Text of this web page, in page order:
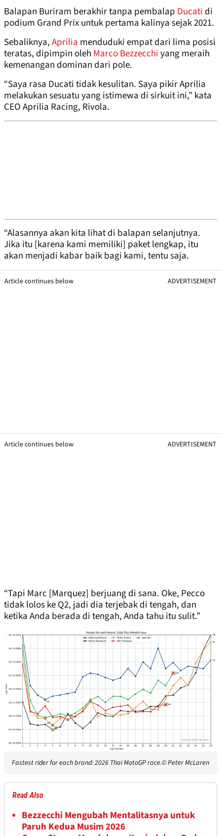
Balapan Buriram berakhir tanpa pembalap Ducati di
podium Grand Prix untuk pertama kalinya sejak 2021.
Sebaliknya,Aprilia menduduki empat dari lima posisi
teratas, dipimpin oleh Marco Bezzecchiyang meraih
kemenangan dominan dari pole.
“Saya rasa Ducati tidak kesulitan. Saya pikir Aprilia
melakukan sesuatu yang istimewa di sirkuit ini,” kata
CEO Aprilia Racing, Rivola.
“Alasannya akan kita lihat di balapan selanjutnya.
Jika itu [karena kami memiliki] paket lengkap, itu
akan menjadi kabar baik bagi kami, tentu saja.
Article continues below ADVERTISEMENT
Article continues below ADVERTISEMENT
“Tapi Marc [Marquez] berjuang di sana. Oke, Pecco
tidak lolos ke Q2, jadi dia terjebak di tengah, dan
ketika Anda berada di tengah, Anda tahu itu sulit.”
Fastest rider for each brand: 2026 Thai MotoGP race.© Peter McLaren
Read Also
Bezzecchi Mengubah Mentalitasnya untuk
Paruh Kedua Musim 2026